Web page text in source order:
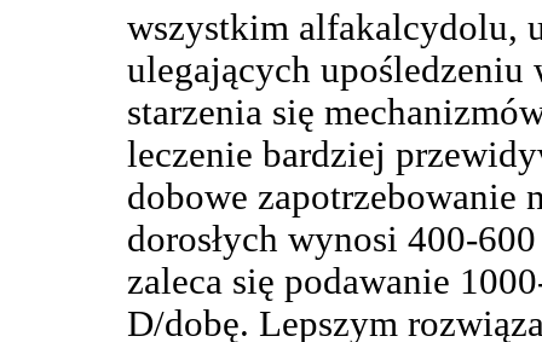
wszystkim alfakalcydolu,
ulegających
starzenia się
leczenie bardziej
dobowe zapotrzebowanie
dorosłych wynosi 400-
zaleca się podawanie
D/dobę. Lepszym